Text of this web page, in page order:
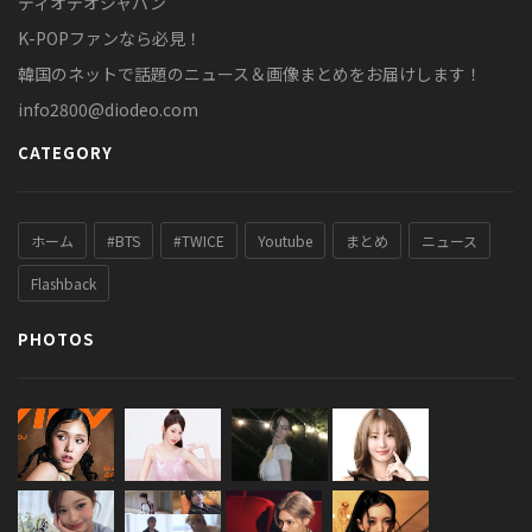
K-POPファンなら必見！
韓国のネットで話題のニュース＆画像まとめをお届けします！
info2800@diodeo.com
CATEGORY
ホーム #BTS #TWICE Youtube まとめ ニュース
Flashback
PHOTOS